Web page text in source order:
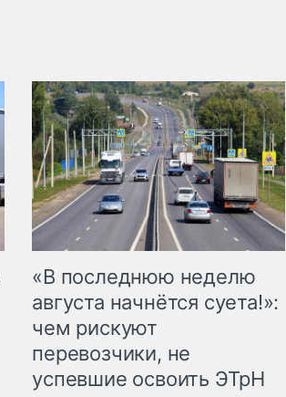
«В последнюю неделю
августа начнётся суета!»:
чем рискуют
перевозчики, не
успевшие освоить ЭТрН